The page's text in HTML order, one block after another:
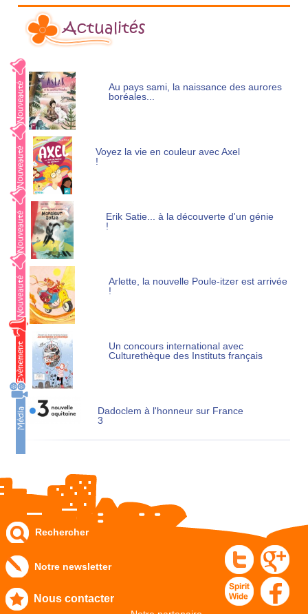
Actualités
Au pays sami, la naissance des aurores
boréales...
Voyez la vie en couleur avec Axel
!
Erik Satie... à la découverte d'un génie
!
Arlette, la nouvelle Poule-itzer est arrivée
!
Un concours international avec
Culturethèque des Instituts français
Dadoclem à l'honneur sur France
3
Notre newsletter
Nous contacter
Rechercher